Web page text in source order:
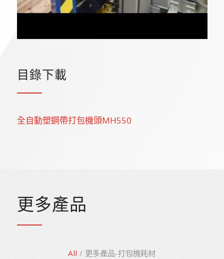
目錄下載
全自動塑鋼帶打包機頭MH550
更多產品
All / 更多產品-打包機耗材